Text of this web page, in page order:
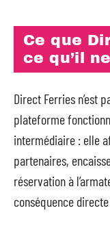
Ce que
ce qu’il
Direct Ferries n’est
plateforme
intermédiaire : elle
partenaires,
réservation à
conséquence